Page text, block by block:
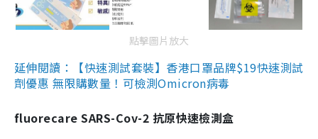
點擊圖片放大
延伸閱讀：【快速測試套裝】香港口罩品牌$19快速測試
劑優惠 無限購數量！可檢測Omicron病毒
fluorecare SARS-Cov-2 抗原快速檢測盒